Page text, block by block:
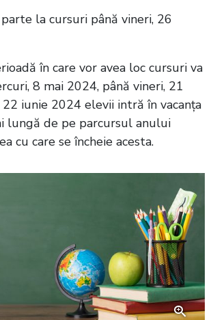
la cursuri până vineri, 26
în care vor avea loc cursuri va
8 mai 2024, până vineri, 21
iunie 2024 elevii intră în vacanța
lungă de pe parcursul anului
cu care se încheie acesta.